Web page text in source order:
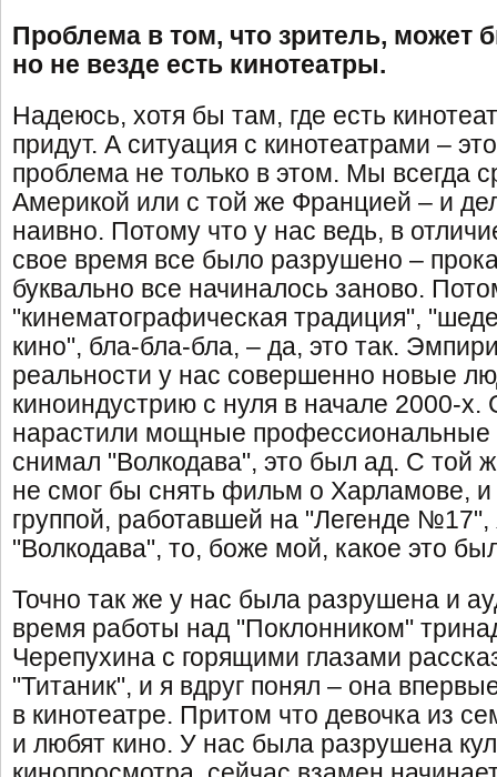
Проблема в том, что зритель, может
но не везде есть кинотеатры.
Надеюсь, хотя бы там, где есть
придут. А ситуация с кинотеатрами –
проблема не только в этом. Мы всегда
Америкой или с той же Францией – и
наивно. Потому что у нас ведь, в
свое время все было разрушено –
буквально все начиналось заново.
"кинематографическая традиция",
кино", бла-бла-бла, – да, это так.
реальности у нас совершенно новые
киноиндустрию с нуля в начале 2000-х.
нарастили мощные профессиональные
снимал "Волкодава", это был ад. С той
не смог бы снять фильм о Харламове, и
группой, работавшей на "Легенде
"Волкодава", то, боже мой, какое это
Точно так же у нас была разрушена и
время работы над "Поклонником"
Черепухина с горящими глазами
"Титаник", и я вдруг понял – она
в кинотеатре. Притом что девочка из
и любят кино. У нас была разрушена